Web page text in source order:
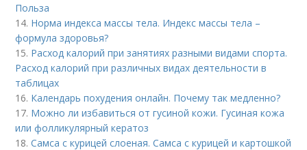
Польза
14. Норма индекса массы тела. Индекс массы тела –
формула здоровья?
15. Расход калорий при занятиях разными видами спорта.
Расход калорий при различных видах деятельности в
таблицах
16. Календарь похудения онлайн. Почему так медленно?
17. Можно ли избавиться от гусиной кожи. Гусиная кожа
или фолликулярный кератоз
18.Самса с курицей слоеная. Самса с курицей и картошкой